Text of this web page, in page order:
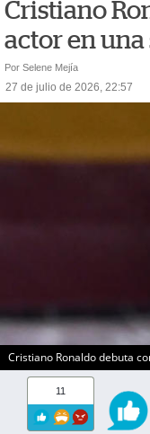
Cristiano
actor en una
Por Selene Mejía
27 de julio de 2026, 22:57
Cristiano Ronaldo debuta
11